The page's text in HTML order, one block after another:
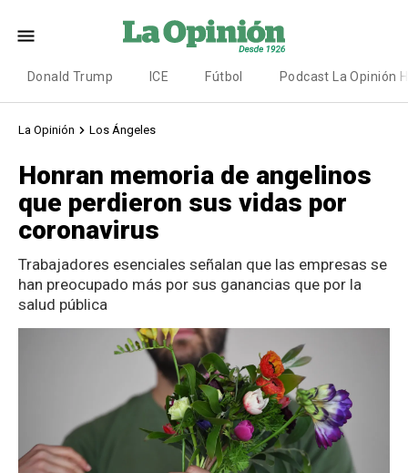
Donald Trump ICE Fútbol Podcast La Opinión
La Opinión Los Ángeles
Honran memoria de angelinos
que perdieron sus vidas por
coronavirus
Trabajadores esenciales señalan que las empresas se
han preocupado más por sus ganancias que por la
salud pública